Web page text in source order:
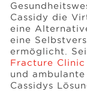
Cassidy die
eine
eine
ermöglicht.
Fracture Clinic
und
Cassidys